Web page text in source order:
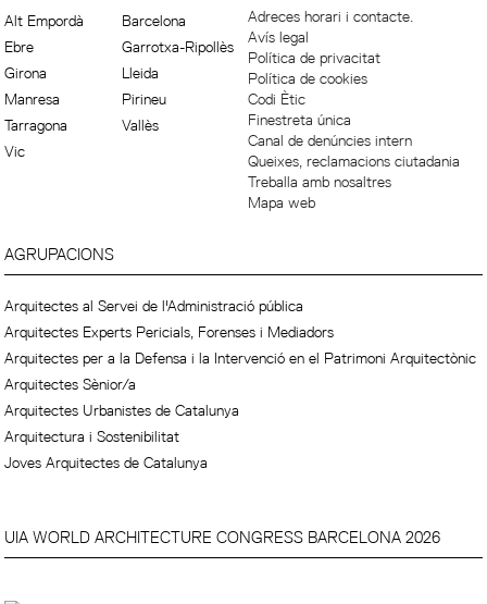
Alt Empordà
Barcelona
Ebre
Garrotxa-Ripollès
Girona
Lleida
Manresa
Pirineu
Tarragona
Vallès
Vic
Adreces horari i contacte.
Avís legal
Política de privacitat
Política de cookies
Codi Ètic
Finestreta única
Canal de denúncies intern
Queixes, reclamacions ciutadania
Treballa amb nosaltres
Mapa web
AGRUPACIONS
Arquitectes al Servei de l'Administració pública
Arquitectes Experts Pericials, Forenses i Mediadors
Arquitectes per a la Defensa i la Intervenció en el Patrimoni Arquitectònic
Arquitectes Sènior/a
Arquitectes Urbanistes de Catalunya
Arquitectura i Sostenibilitat
Joves Arquitectes de Catalunya
UIA WORLD ARCHITECTURE CONGRESS BARCELONA 2026